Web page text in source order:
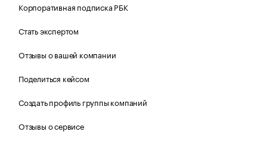
Корпоративная подписка РБК
Стать экспертом
Отзывы о вашей компании
Поделиться кейсом
Создать профиль группы компаний
Отзывы о сервисе